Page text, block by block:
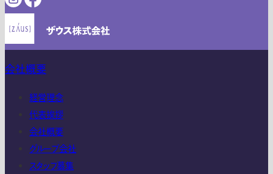
会社概要
経営理念
代表挨拶
会社概要
グループ会社
スタッフ募集